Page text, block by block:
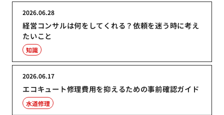
経営コンサルは何をしてくれる？依頼を迷う時に考え
たいこと
2026.06.28
知識
エコキュート修理費用を抑えるための事前確認ガイド
2026.06.17
水道修理